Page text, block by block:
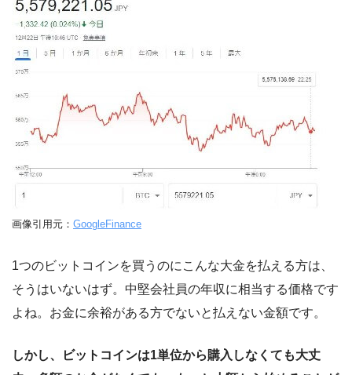
画像引用元： GoogleFinance
1つのビットコインを買うのにこんな大金を払える方は、
そうはいないはず。中堅会社員の年収に相当する価格です
よね。お金に余裕がある方でないと払えない金額です。
しかし、ビットコインは1単位から購入しなくても大丈